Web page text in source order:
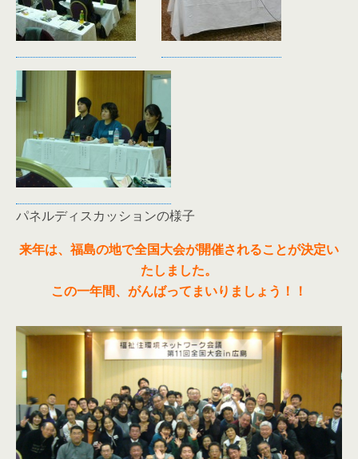
パネルディスカッションの様子
来年は、福島の地で全国大会が開催されることが決定い
たしました。
この一年間、がんばってまいりましょう！！